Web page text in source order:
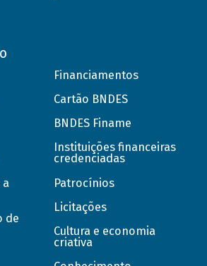
a
de
Financiamentos
Cartão BNDES
BNDES Finame
Instituições financeiras
credenciadas
Patrocínios
Licitações
Cultura e economia
criativa